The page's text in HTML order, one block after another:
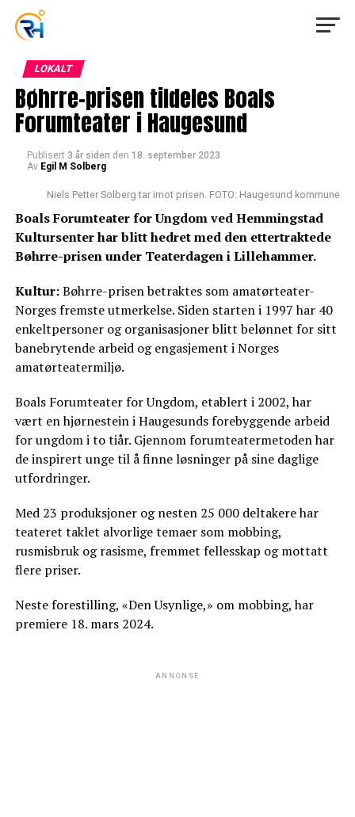
LOKALT
Bøhrre-prisen tildeles Boals
Forumteater i Haugesund
Publisert 3 år siden den 18. september 2023
Av Egil M Solberg
Niels Petter Solberg tar imot prisen. FOTO: Haugesund kommune
Boals Forumteater for Ungdom ved Hemmingstad
Kultursenter har blitt hedret med den ettertraktede
Bøhrre-prisen under Teaterdagen i Lillehammer.
Kultur:Bøhrre-prisen betraktes som amatørteater-
Norges fremste utmerkelse. Siden starten i 1997 har 40
enkeltpersoner og organisasjoner blitt belønnet for sitt
banebrytende arbeid og engasjement i Norges
amatørteatermiljø.
Boals Forumteater for Ungdom, etablert i 2002, har
vært en hjørnestein i Haugesunds forebyggende arbeid
for ungdom i to tiår. Gjennom forumteatermetoden har
de inspirert unge til å finne løsninger på sine daglige
utfordringer.
Med 23 produksjoner og nesten 25 000 deltakere har
teateret taklet alvorlige temaer som mobbing,
rusmisbruk og rasisme, fremmet fellesskap og mottatt
flere priser.
Neste forestilling, «Den Usynlige,» om mobbing, har
premiere 18. mars 2024.
ANNONSE